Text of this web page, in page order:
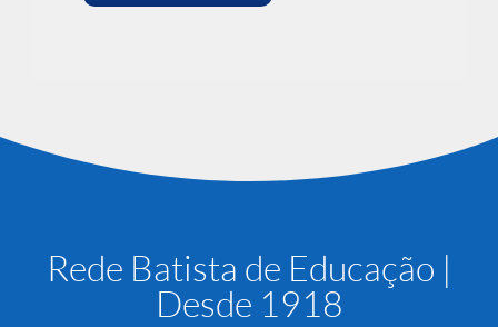
Rede Batista de Educação |
Desde 1918